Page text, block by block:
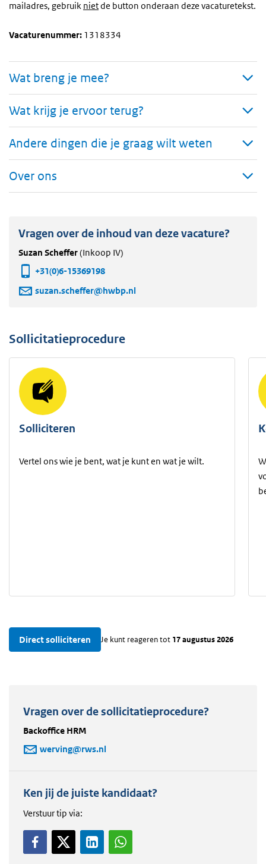
mailadres, gebruik nietde button onderaan deze vacaturetekst.
Vacaturenummer: 1318334
Wat breng je mee?
Wat krijg je ervoor terug?
Andere dingen die je graag wilt weten
Over ons
Vragen over de inhoud van deze vacature?
Suzan Scheffer(Inkoop IV)
+31(0)6-15369198
suzan.scheffer@hwbp.nl
Sollicitatieprocedure
Solliciteren
Vertel ons wie je bent, wat je kunt en wat je wilt.
Direct solliciteren Je kunt reageren tot 17 augustus 2026
Vragen over de sollicitatieprocedure?
Backoffice HRM
werving@rws.nl
Ken jij de juiste kandidaat?
Verstuur tip via: